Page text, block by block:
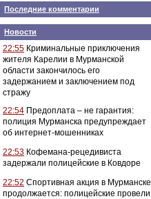
Последние комментарии
Новости
22:55 Криминальные приключения
жителя Карелии в Мурманской
области закончилось его
задержанием и заключением под
стражу
22:54 Предоплата – не гарантия:
полиция Мурманска предупреждает
об интернет-мошенниках
22:53 Кофемана-рецедивиста
задержали полицейские в Ковдоре
22:52 Спортивная акция в Мурманске
продолжается: полицейские провели